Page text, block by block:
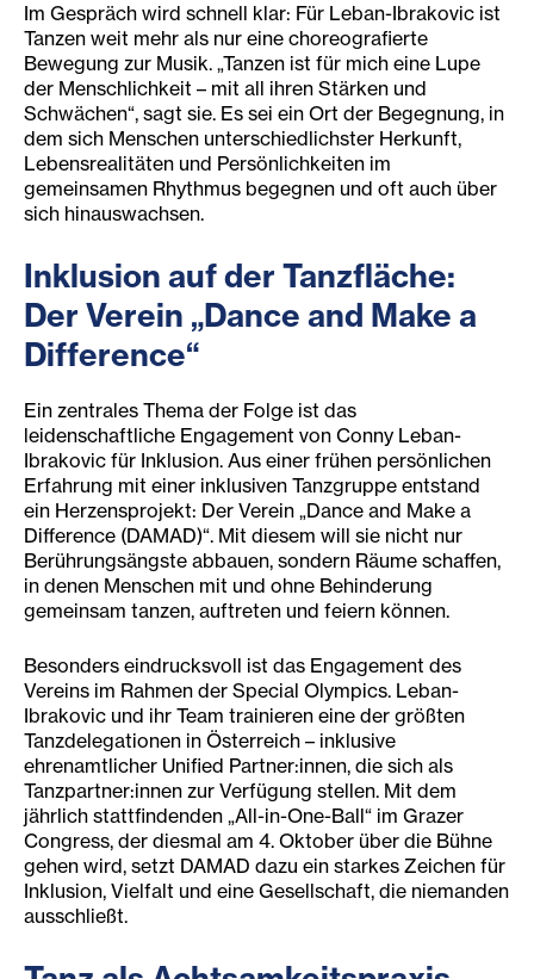
Im Gespräch wird schnell klar: Für Leban-Ibrakovic ist
Tanzen weit mehr als nur eine choreografierte
Bewegung zur Musik. „Tanzen ist für mich eine Lupe
der Menschlichkeit – mit all ihren Stärken und
Schwächen“, sagt sie. Es sei ein Ort der Begegnung, in
dem sich Menschen unterschiedlichster Herkunft,
Lebensrealitäten und Persönlichkeiten im
gemeinsamen Rhythmus begegnen und oft auch über
sich hinauswachsen.
Inklusion auf der Tanzfläche:
Der Verein „Dance and Make a
Difference“
Ein zentrales Thema der Folge ist das
leidenschaftliche Engagement von Conny Leban-
Ibrakovic für Inklusion. Aus einer frühen persönlichen
Erfahrung mit einer inklusiven Tanzgruppe entstand
ein Herzensprojekt: Der Verein „Dance and Make a
Difference (DAMAD)“. Mit diesem will sie nicht nur
Berührungsängste abbauen, sondern Räume schaffen,
in denen Menschen mit und ohne Behinderung
gemeinsam tanzen, auftreten und feiern können.
Besonders eindrucksvoll ist das Engagement des
Vereins im Rahmen der Special Olympics. Leban-
Ibrakovic und ihr Team trainieren eine der größten
Tanzdelegationen in Österreich – inklusive
ehrenamtlicher Unified Partner:innen, die sich als
Tanzpartner:innen zur Verfügung stellen. Mit dem
jährlich stattfindenden „All-in-One-Ball“ im Grazer
Congress, der diesmal am 4. Oktober über die Bühne
gehen wird, setzt DAMAD dazu ein starkes Zeichen für
Inklusion, Vielfalt und eine Gesellschaft, die niemanden
ausschließt.